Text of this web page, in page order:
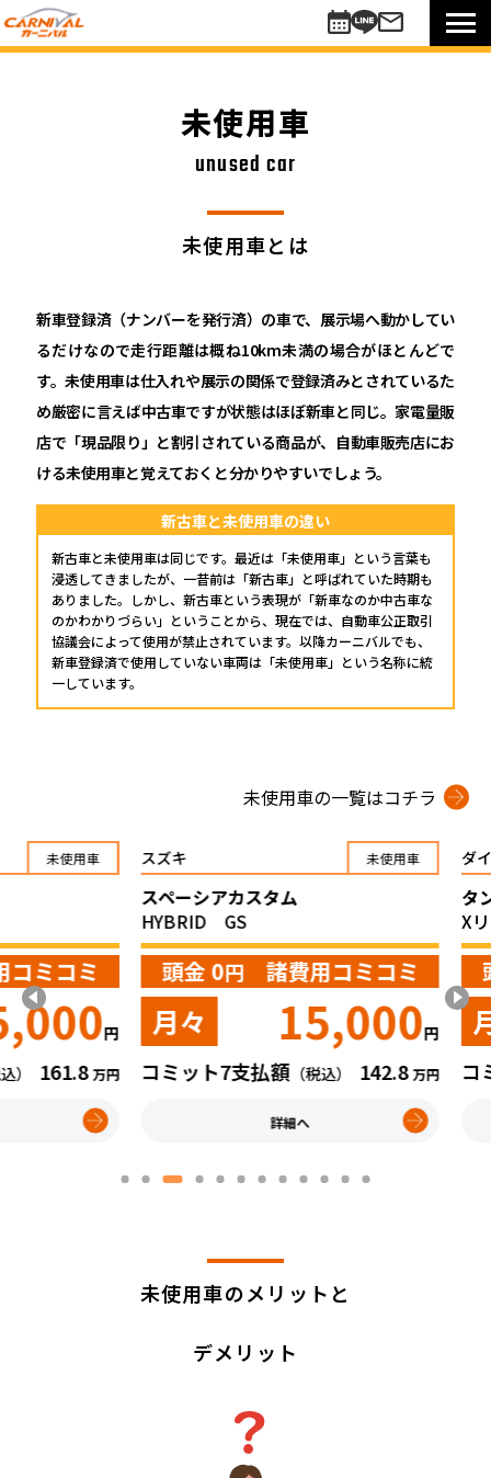
リターンカー
販売以外のサポート
カーニバル車検
メンテナンスパック
自動車保険
お知らせキャンペーン情報
プロが教える「お役立ち情報」
ホーム
店舗一覧
久喜インター店
軽ワゴン春日部店
春日部サービスセンター
未使用車
unused car
未使用車とは
新車登録済（ナンバーを発行済）の車で、展示場へ動かしてい
るだけなので走行距離は概ね10km未満の場合がほとんどで
す。未使用車は仕入れや展示の関係で登録済みとされているた
め厳密に言えば中古車ですが状態はほぼ新車と同じ。家電量販
店で「現品限り」と割引されている商品が、自動車販売店にお
ける未使用車と覚えておくと分かりやすいでしょう。
新古車と未使用車の違い
新古車と未使用車は同じです。最近は「未使用車」という言葉も
浸透してきましたが、一昔前は「新古車」と呼ばれていた時期も
ありました。しかし、新古車という表現が「新車なのか中古車な
のかわかりづらい」ということから、現在では、自動車公正取引
協議会によって使用が禁止されています。以降カーニバルでも、
新車登録済で使用していない車両は「未使用車」という名称に統
一しています。
未使用車の一覧はコチラ
未使用車
ミ
円
万円
スズキ 未使用車
スペーシアカスタム
HYBRID GS
頭金 0円諸費用コミコミ
月々 15,000円
コミット7支払額（税込） 142.8 万円
ダイハツ
タント
Xリミテ
頭
月々
コミッ
未使用車のメリットと
デメリット